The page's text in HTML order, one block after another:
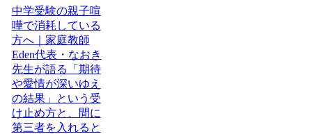
中学受験の親子喧
嘩で消耗している
方へ｜家庭教師
Eden代表・なおき
先生が語る「期待
や愛情が深いゆえ
の結果」という受
け止め方と、間に
第三者を入れると